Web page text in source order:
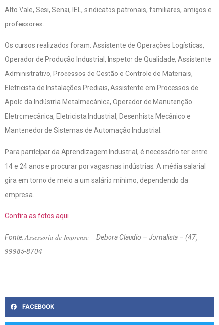
Alto Vale, Sesi, Senai, IEL, sindicatos patronais, familiares, amigos e
professores.
Os cursos realizados foram: Assistente de Operações Logísticas,
Operador de Produção Industrial, Inspetor de Qualidade, Assistente
Administrativo, Processos de Gestão e Controle de Materiais,
Eletricista de Instalações Prediais, Assistente em Processos de
Apoio da Indústria Metalmecânica, Operador de Manutenção
Eletromecânica, Eletricista Industrial, Desenhista Mecânico e
Mantenedor de Sistemas de Automação Industrial.
Para participar da Aprendizagem Industrial, é necessário ter entre
14 e 24 anos e procurar por vagas nas indústrias. A média salarial
gira em torno de meio a um salário mínimo, dependendo da
empresa.
Confira as fotos aqui
Fonte:Assessoria de Imprensa – Debora Claudio – Jornalista – (47)
99985-8704
FACEBOOK